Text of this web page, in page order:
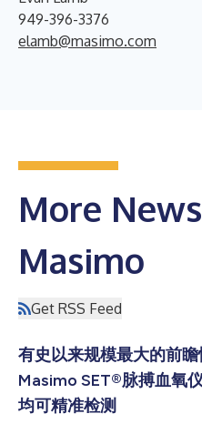
949-396-3376
elamb@masimo.com
More
Masimo
Get RSS Feed
有史以来规模最大的前
Masimo SET®脉搏血氧
均可精准检测